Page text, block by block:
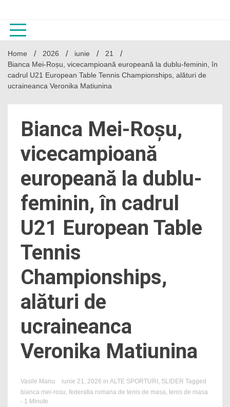
content
Home 2026 iunie
21
Bianca Mei-Roșu, vicecampioană europeană la dublu-feminin, în
cadrul U21 European Table Tennis Championships, alături de
ucraineanca Veronika Matiunina
Bianca Mei-Roșu,
vicecampioană
europeană la dublu-
feminin, în cadrul
U21 European Table
Tennis
Championships,
alături de
ucraineanca
Veronika Matiunina
Vasile Manu iunie 21, 2026 in ALTE SPORTURI , SLIDER Tagged
bianca mei-rosu, federatia romana de tenis de masa, tenis de masa
- 1 Minute